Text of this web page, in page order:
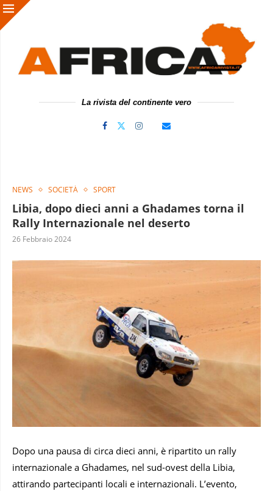
La rivista del continente vero
NEWS SOCIETÀ SPORT
Libia, dopo dieci anni a Ghadames torna il
Rally Internazionale nel deserto
26 Febbraio 2024
Dopo una pausa di circa dieci anni, è ripartito un rally
internazionale a Ghadames, nel sud-ovest della Libia,
attirando partecipanti locali e internazionali. L’evento,